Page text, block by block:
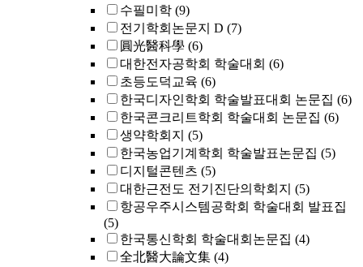
수필미학 (9)
전기학회논문지 D (7)
圓光醫科學 (6)
대한전자공학회 학술대회 (6)
초등도덕교육 (6)
한국디자인학회 학술발표대회 논문집 (6)
한국콘크리트학회 학술대회 논문집 (6)
생약학회지 (5)
한국농업기계학회 학술발표논문집 (5)
디지털콘텐츠 (5)
대한근전도 전기진단의학회지 (5)
항공우주시스템공학회 학술대회 발표집
(5)
한국통신학회 학술대회논문집 (4)
全北醫大論文集 (4)